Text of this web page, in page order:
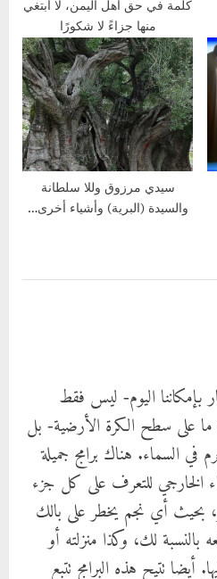
كلمة في حق أهل اليمن، لا أبتغي
منها جزاءً لا شكورًا
سيدي مرزوق وللا سلطانة
والسيدة (البرية) وأشياء أخرى…
بإمكاننا اليوم- ليس فقط
على سطح الكرة الأرضية- بل
السماء. هناك برامج جميلة
الخارجي للتعرف على كل جزء
بحيث أي نجم يخطر على بالك
لك، وكذا منزلته أو
أيضا تتيح هذه البرامج تتبع